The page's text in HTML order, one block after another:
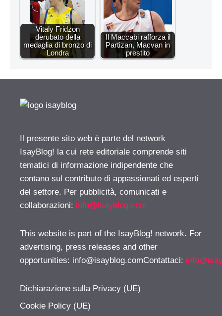
Vitaly Fridzon
derubato della
medaglia di bronzo di
Londra
Il Maccabi rafforza il
Partizan, Macvan in
prestito
Il presente sito web è parte del network
IsayBlog! la cui rete editoriale comprende siti
tematici di informazione indipendente che
contano sul contributo di appassionati ed esperti
del settore. Per pubblicità, comunicati e
collaborazioni: info@isayblog.com
This website is part of the IsayBlog! network. For
advertising, press releases and other
opportunities: info@isayblog.comContattaci:
Dichiarazione sulla Privacy (UE)
Cookie Policy (UE)